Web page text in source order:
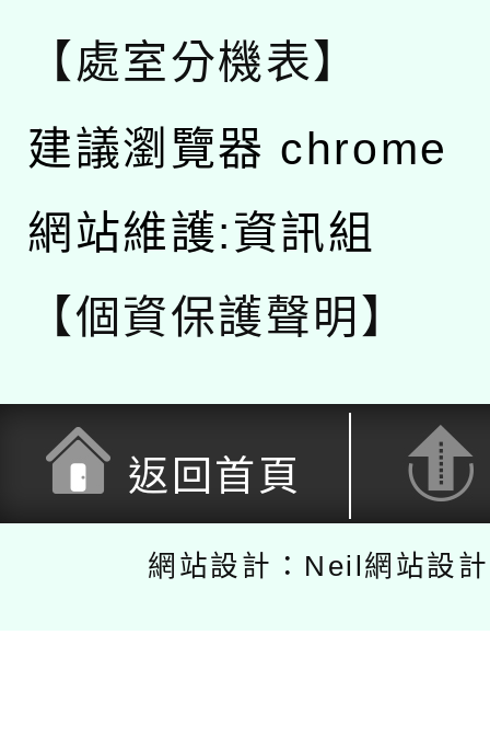
【處室分機表】
建議瀏覽器 chrome
網站維護:資訊組
【個資保護聲明】
返回首頁
網站設計：Neil網站設